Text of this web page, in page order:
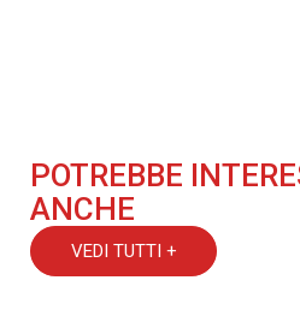
POTREBBE
ANCHE
VEDI TUTTI +